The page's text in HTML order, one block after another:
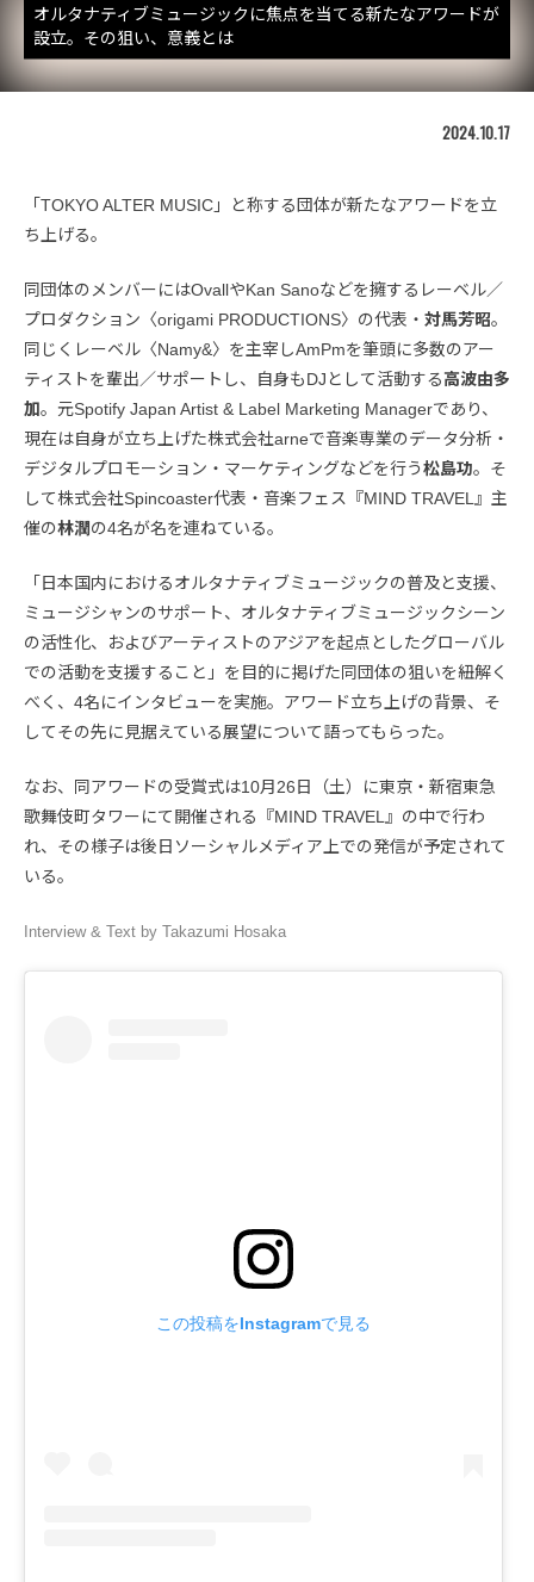
オルタナティブミュージックに焦点を当てる新たなアワードが
設立。その狙い、意義とは
2024.10.17
「TOKYO ALTER MUSIC」と称する団体が新たなアワードを立
ち上げる。
同団体のメンバーにはOvallやKan Sanoなどを擁するレーベル／
プロダクション〈origami PRODUCTIONS〉の代表・ 対馬芳昭。
同じくレーベル〈Namy&〉を主宰しAmPmを筆頭に多数のアー
ティストを輩出／サポートし、自身もDJとして活動する高波由多
加。元Spotify Japan Artist & Label Marketing Managerであり、
現在は自身が立ち上げた株式会社arneで音楽専業のデータ分析・
デジタルプロモーション・マーケティングなどを行う松島功。そ
して株式会社Spincoaster代表・音楽フェス『MIND TRAVEL』主
催の林潤の4名が名を連ねている。
「日本国内におけるオルタナティブミュージックの普及と支援、
ミュージシャンのサポート、オルタナティブミュージックシーン
の活性化、およびアーティストのアジアを起点としたグローバル
での活動を支援すること」を目的に掲げた同団体の狙いを紐解く
べく、4名にインタビューを実施。アワード立ち上げの背景、そ
してその先に見据えている展望について語ってもらった。
なお、同アワードの受賞式は10月26日（土）に東京・新宿東急
歌舞伎町タワーにて開催される『MIND TRAVEL』の中で行わ
れ、その様子は後日ソーシャルメディア上での発信が予定されて
いる。
Interview & Text by Takazumi Hosaka
この投稿をInstagramで見る